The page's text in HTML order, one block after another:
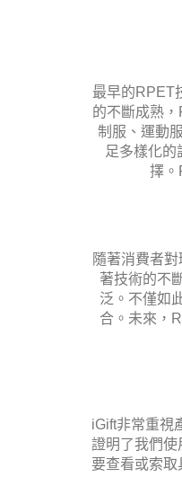
最早的RPET
的不斷成熟
制服、運動
足多樣化的
擇。
隨著消費者
著技術的不
泛。不僅如
合。未來，
iGift非常重視
證明了我們使
要查看或索